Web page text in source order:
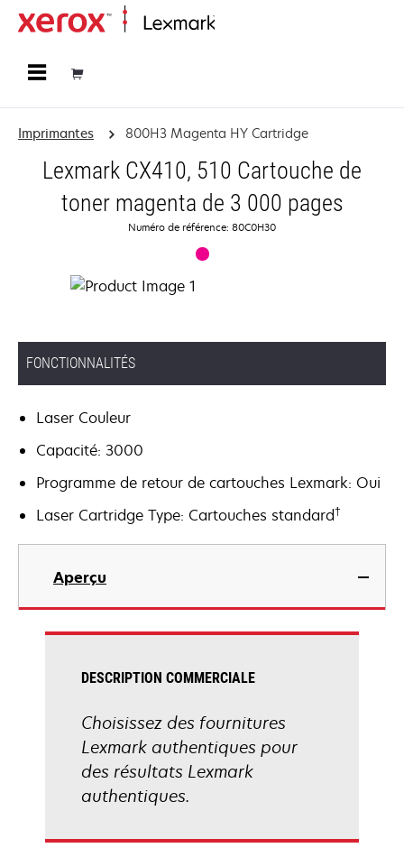
Imprimantes 800H3 Magenta HY Cartridge
Lexmark CX410, 510 Cartouche de
toner magenta de 3 000 pages
Numéro de référence: 80C0H30
FONCTIONNALITÉS
Laser Couleur
Capacité: 3000
Programme de retour de cartouches Lexmark: Oui
Laser Cartridge Type: Cartouches standard†
Aperçu
DESCRIPTION COMMERCIALE
Choisissez des fournitures
Lexmark authentiques pour
des résultats Lexmark
authentiques.